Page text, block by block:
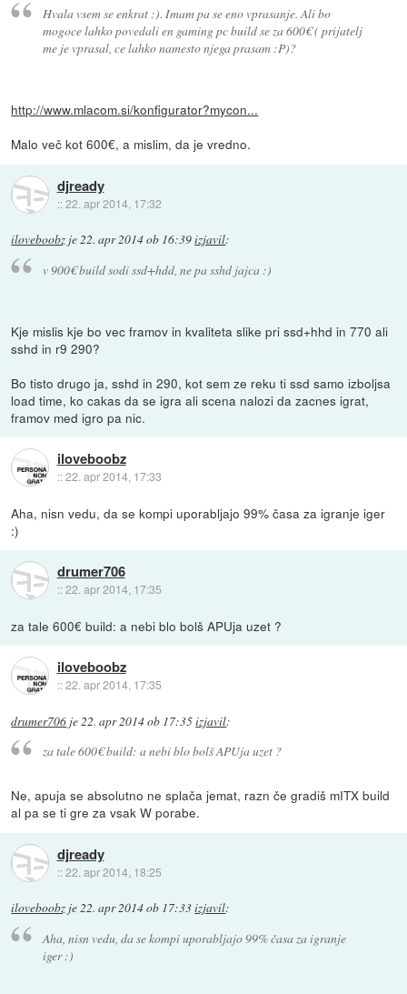
Hvala vsem se enkrat :). Imam pa se eno vprasanje. Ali bo
mogoce lahko povedali en gaming pc build se za 600€ ( prijatelj
me je vprasal, ce lahko namesto njega prasam :P)?
http://www.mlacom.si/konfigurator?mycon...
Malo več kot 600€, a mislim, da je vredno.
djready
::22. apr 2014, 17:32
iloveboobz je22. apr 2014 ob 16:39izjavil:
v 900€ build sodi ssd+hdd, ne pa sshd jajca :)
Kje mislis kje bo vec framov in kvaliteta slike pri ssd+hhd in 770 ali
sshd in r9 290?
Bo tisto drugo ja, sshd in 290, kot sem ze reku ti ssd samo izboljsa
load time, ko cakas da se igra ali scena nalozi da zacnes igrat,
framov med igro pa nic.
iloveboobz
::22. apr 2014, 17:33
Aha, nisn vedu, da se kompi uporabljajo 99% časa za igranje iger
:)
drumer706
::22. apr 2014, 17:35
za tale 600€ build: a nebi blo bolš APUja uzet ?
iloveboobz
::22. apr 2014, 17:35
drumer706 je22. apr 2014 ob 17:35izjavil:
za tale 600€ build: a nebi blo bolš APUja uzet ?
Ne, apuja se absolutno ne splača jemat, razn če gradiš mITX build
al pa se ti gre za vsak W porabe.
djready
::22. apr 2014, 18:25
iloveboobz je22. apr 2014 ob 17:33izjavil:
Aha, nisn vedu, da se kompi uporabljajo 99% časa za igranje
iger :)